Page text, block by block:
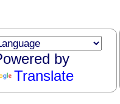
by
Translate